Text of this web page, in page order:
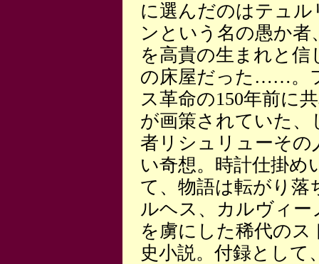
に選んだのはテュル
ンという名の愚か者
を高貴の生まれと信
の床屋だった……。
ス革命の150年前に
が画策されていた、
者リシュリューそ
い奇想。時計仕掛
て、物語は転がり
ルヘス、カルヴィ
を虜にした稀代の
史小説。付録として